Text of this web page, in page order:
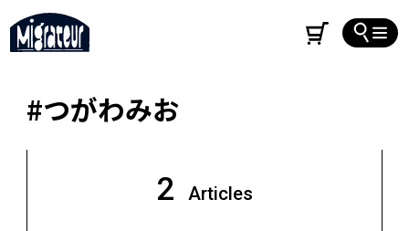
#つがわみお
2 Articles